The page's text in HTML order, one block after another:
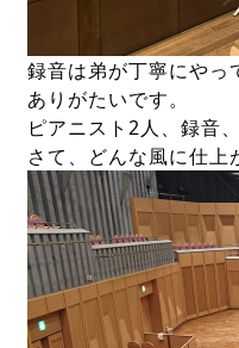
録音は弟が丁寧にやっ
ありがたいです。
ピアニスト2人、録音
さて、どんな風に仕上